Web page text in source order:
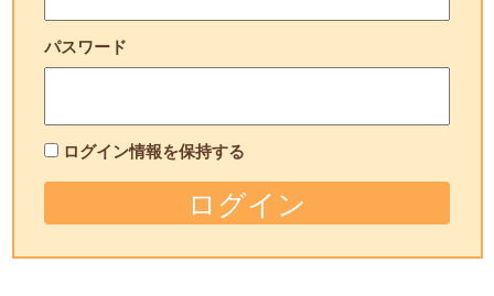
パスワード
ログイン情報を保持する